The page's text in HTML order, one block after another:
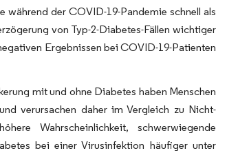
während der COVID-19-Pandemie schnell als
von Typ-2-Diabetes-Fällen wichtiger
Ergebnissen bei COVID-19-Patienten
mit und ohne Diabetes haben Menschen
verursachen daher im Vergleich zu Nicht-
Wahrscheinlichkeit, schwerwiegende
bei einer Virusinfektion häufiger unter